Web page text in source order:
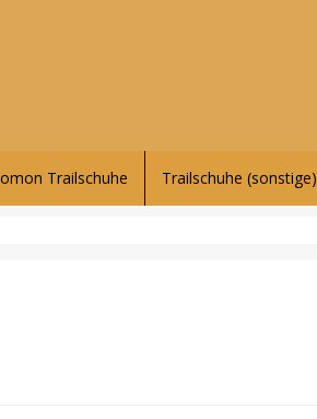
Trailschuhe Trailschuhe (sonstige)